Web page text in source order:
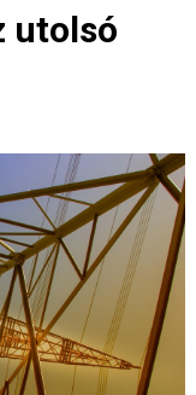
utolsó